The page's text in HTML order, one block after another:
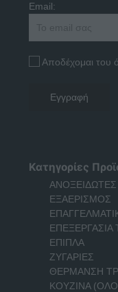
Email:
Αποδέχομαι του
Κατηγορίες
ΕΞΑΕΡΙΣΜΟΣ
ΕΠΙΠΛΑ
ΖΥΓΑΡΙΕΣ
ΘΕΡΜΑΝΣΗ
ΚΟΥΖΙΝΑ